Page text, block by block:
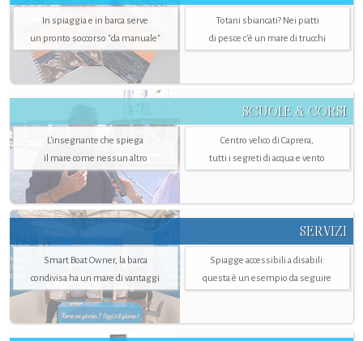
In spiaggia e in barca serve
un pronto soccorso "da manuale"
Totani sbiancati? Nei piatti
di pesce c'è un mare di trucchi
SCUOLE & CORSI
L'insegnante che spiega
il mare come nessun altro
Centro velico di Caprera,
tutti i segreti di acqua e vento
SERVIZI
Smart Boat Owner, la barca
condivisa ha un mare di vantaggi
Spiagge accessibili a disabili:
questa è un esempio da seguire